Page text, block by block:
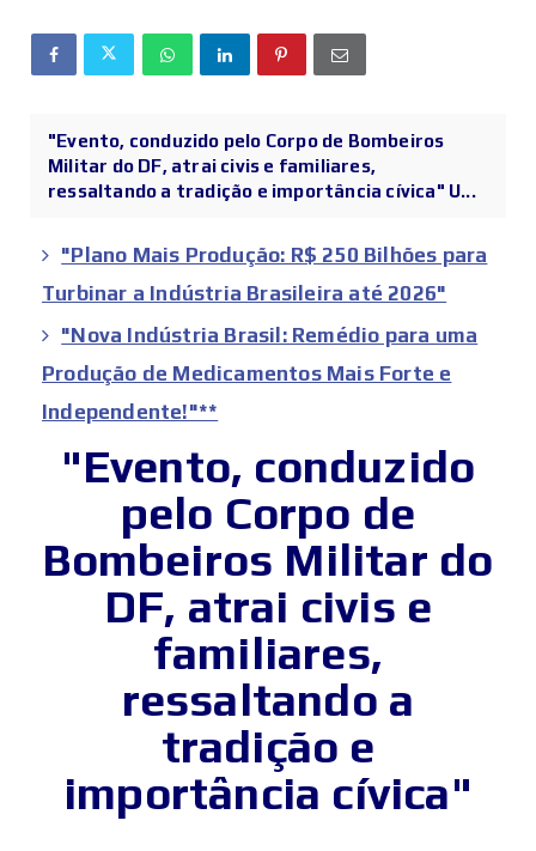
"Evento, conduzido pelo Corpo de Bombeiros
Militar do DF, atrai civis e familiares,
ressaltando a tradição e importância cívica" U...
"Plano Mais Produção: R$ 250 Bilhões para
Turbinar a Indústria Brasileira até 2026"
"Nova Indústria Brasil: Remédio para uma
Produção de Medicamentos Mais Forte e
Independente!"**
"Evento, conduzido
pelo Corpo de
Bombeiros Militar do
DF, atrai civis e
familiares,
ressaltando a
tradição e
importância cívica"